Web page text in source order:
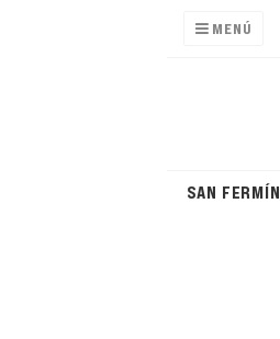
MENÚ
SAN FERMÍN